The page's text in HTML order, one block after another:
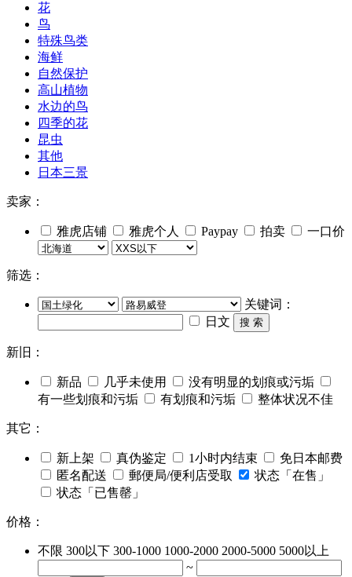
花
鸟
特殊鸟类
海鲜
自然保护
高山植物
水边的鸟
四季的花
昆虫
其他
日本三景
卖家：
雅虎店铺 雅虎个人 Paypay 拍卖 一口价
筛选：
关键词：
日文
搜 索
新旧：
新品 几乎未使用
没有明显的划痕或污垢
有一些划痕和污垢
有划痕和污垢 整体状况不佳
其它：
新上架 真伪鉴定 1小时内结束
免日本邮费
匿名配送
郵便局/便利店受取
状态「在售」
状态「已售罄」
价格：
不限 300以下 300-1000 1000-2000 2000-5000 5000以上
~